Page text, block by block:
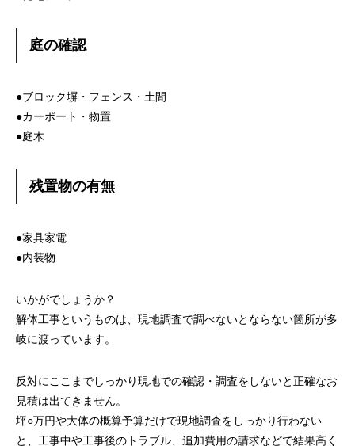
庭の確認
●ブロック塀・フェンス・土間
●カーポート・物置
●庭木
残置物の有無
●家具家電
●内装物
いかがでしょうか？
解体工事というものは、現地調査で調べないとならない箇所が多
岐に渡っています。
反対にここまでしっかり現地での確認・調査をしないと正確なお
見積は出てきません。
坪○万円や大体の概算予算だけで現地調査をしっかり行わない
と、工事中や工事後のトラブル、追加費用の請求などで結果高く